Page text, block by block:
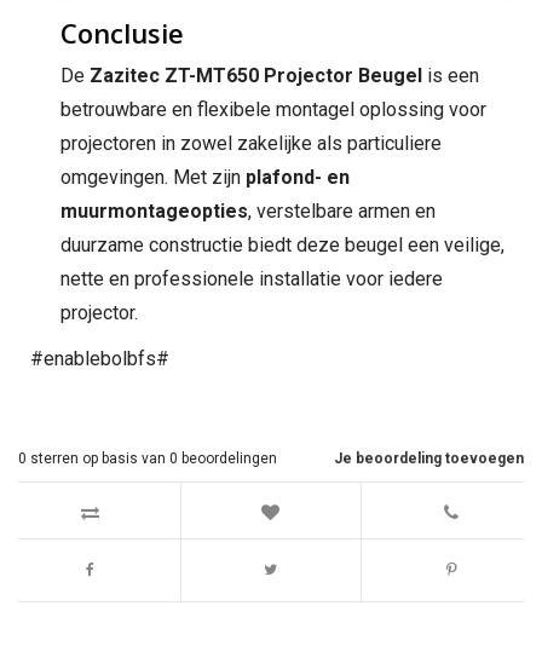
Conclusie
De Zazitec ZT-MT650 Projector Beugel is een
betrouwbare en flexibele montagel oplossing voor
projectoren in zowel zakelijke als particuliere
omgevingen. Met zijn plafond- en
muurmontageopties, verstelbare armen en
duurzame constructie biedt deze beugel een veilige,
nette en professionele installatie voor iedere
projector.
#enablebolbfs#
Je beoordeling toevoegen
0 sterren op basis van 0 beoordelingen